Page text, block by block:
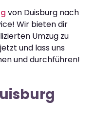
von Duisburg nach
Wir bieten dir
Umzug zu
und lass uns
und durchführen!